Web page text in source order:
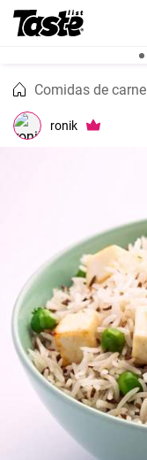
Comidas de carne
ronik